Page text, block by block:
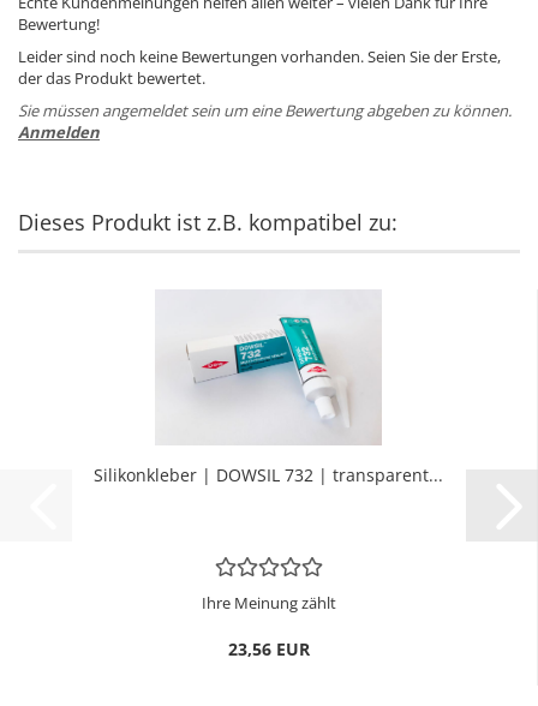
Bewertung!
Leider sind noch keine Bewertungen vorhanden. Seien Sie der Erste,
der das Produkt bewertet.
Sie müssen angemeldet sein um eine Bewertung abgeben zu können.
Anmelden
Dieses Produkt ist z.B. kompatibel zu:
Si­li­kon­kle­ber | DOW­SIL 732 | trans­pa­rent...
Ihre Meinung zählt
23,56 EUR